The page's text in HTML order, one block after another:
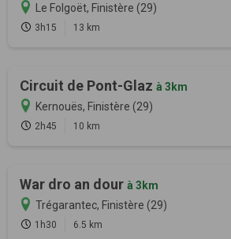
Le Folgoët, Finistère (29)
3h15 13 km
Circuit de Pont-Glaz à 3km
Kernouës, Finistère (29)
2h45 10 km
War dro an dour à 3km
Trégarantec, Finistère (29)
1h30 6.5 km